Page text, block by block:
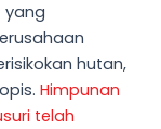
hutan,
Himpunan
telah